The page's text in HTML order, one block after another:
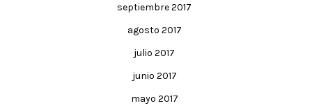
septiembre 2017
agosto 2017
julio 2017
junio 2017
mayo 2017